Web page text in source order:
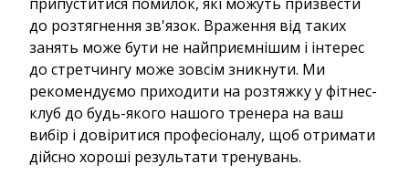
до розтягнення зв'язок. Враження від таких
занять може бути не найприємнішим і інтерес
до стретчингу може зовсім зникнути. Ми
рекомендуємо приходити на розтяжку у фітнес-
клуб до будь-якого нашого тренера на ваш
вибір і довіритися професіоналу, щоб отримати
дійсно хороші результати тренувань.